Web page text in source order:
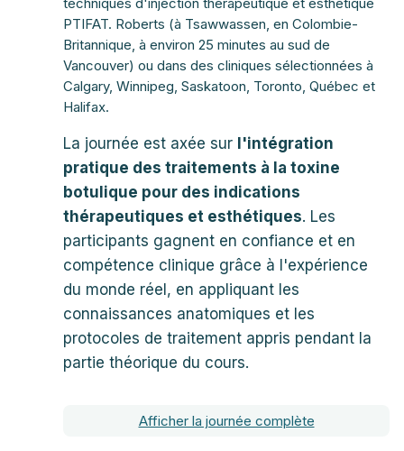
PTIFAT. Roberts (à Tsawwassen, en Colombie-
Britannique, à environ 25 minutes au sud de
Vancouver) ou dans des cliniques sélectionnées à
Calgary, Winnipeg, Saskatoon, Toronto, Québec et
Halifax.
La journée est axée sur l'intégration
pratique des traitements à la toxine
botulique pour des indications
thérapeutiques et esthétiques. Les
participants gagnent en confiance et en
compétence clinique grâce à l'expérience
du monde réel, en appliquant les
connaissances anatomiques et les
protocoles de traitement appris pendant la
partie théorique du cours.
Afficher la journée complète